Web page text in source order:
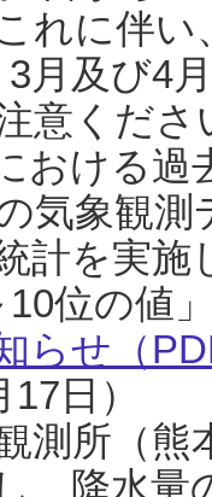
れに伴い
月及び4
意くだ
おける過
の気象観
計を実
10位の値
らせ（
日）
測所（熊
、降水